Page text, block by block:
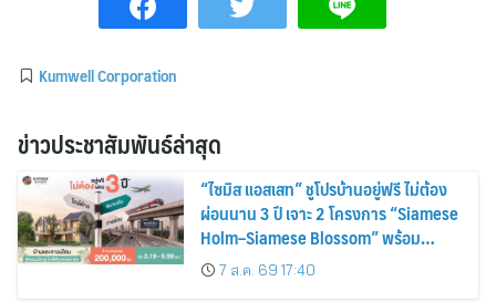
Kumwell Corporation
ข่าวประชาสัมพันธ์ล่าสุด
“ไซมิส แอสเสท” ชูโปรบ้านอยู่ฟรี ไม่ต้อง
ผ่อนนาน 3 ปี เจาะ 2 โครงการ “Siamese
Holm–Siamese Blossom” พร้อม
ส่วนลดและสิทธิพิเศษถึง 31 สิงหาคม
2569
7 ส.ค. 69 17:40